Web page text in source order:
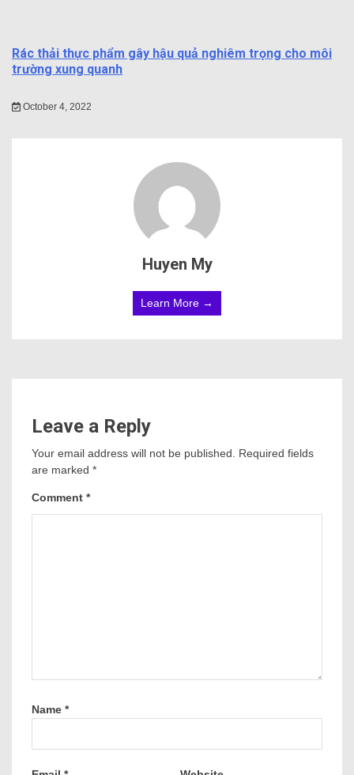
Rác thải thực phẩm gây hậu quả nghiêm trọng cho môi
trường xung quanh
October 4, 2022
Huyen My
Learn More →
Leave a Reply
Your email address will not be published. Required fields
are marked *
Comment *
Name *